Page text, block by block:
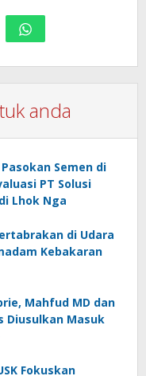
anda
Semen di
PT Solusi
Lhok Nga
di Udara
Kebakaran
Mahfud MD dan
Diusulkan Masuk
Fokuskan